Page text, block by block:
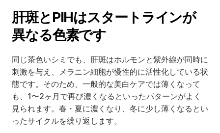
肝斑とPIHはスタートラインが
異なる色素です
同じ茶色いシミでも、肝斑はホルモンと紫外線が同時に
刺激を与え、メラニン細胞が慢性的に活性化している状
態です。そのため、一般的な美白ケアでは薄くなって
も、1〜2ヶ月で再び濃くなるといったパターンがよく
見られます。春・夏に濃くなり、冬に少し薄くなるとい
ったサイクルを繰り返します。